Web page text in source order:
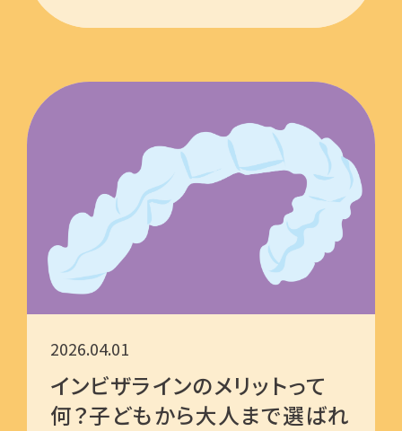
るの？」「どのくらいの頻度で行けばいい
インビザラインのメリットって
何？子どもから大人まで選ばれ
2026.04.01